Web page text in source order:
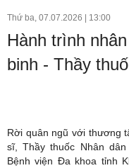
Thứ ba, 07.07.2026 | 13:00
Hành trình
binh - Thầy
Rời quân ngũ với thương
sĩ, Thầy thuốc Nhân
Bệnh viện Đa khoa tỉnh